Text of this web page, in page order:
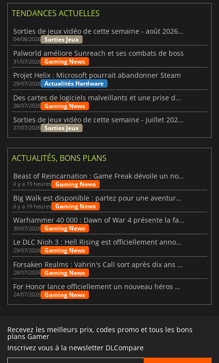
TENDANCES ACTUELLES
Sorties de jeux vidéo de cette semaine - août 2026 (semaine 32)
04/08/2026 Sorties Jeux
Palworld améliore Sunreach et ses combats de boss
31/07/2026 Gaming News
Projet Helix : Microsoft pourrait abandonner Steam
29/07/2026 Actualités Hardware
Des cartes de logiciels malveillants et une prise de contrôle de Discord ont touché Meccha Chameleon
28/07/2026 Gaming News
Sorties de jeux vidéo de cette semaine - juillet 2026 (semaine 31)
27/07/2026 Sorties Jeux
ACTUALITÉS, BONS PLANS
Beast of Reincarnation : Game Freak dévoile un nouveau pari
il y a 19 heures Gaming News
Big Walk est disponible : partez pour une aventure entre amis
il y a 19 heures Gaming News
Warhammer 40 000 : Dawn of War 4 présente la faction des Nécrons
30/07/2026 Gaming News
Le DLC Nioh 3 : Hell Rising est officiellement annoncé
29/07/2026 Gaming News
Forsaken Realms : Vahrin's Call sort après dix ans de développement
28/07/2026 Gaming News
For Honor lance officiellement un nouveau héros nommé Arakure
24/07/2026 Gaming News
Recevez les meilleurs prix, codes promo et tous les bons
plans Gamer
Inscrivez vous à la newsletter DLCompare